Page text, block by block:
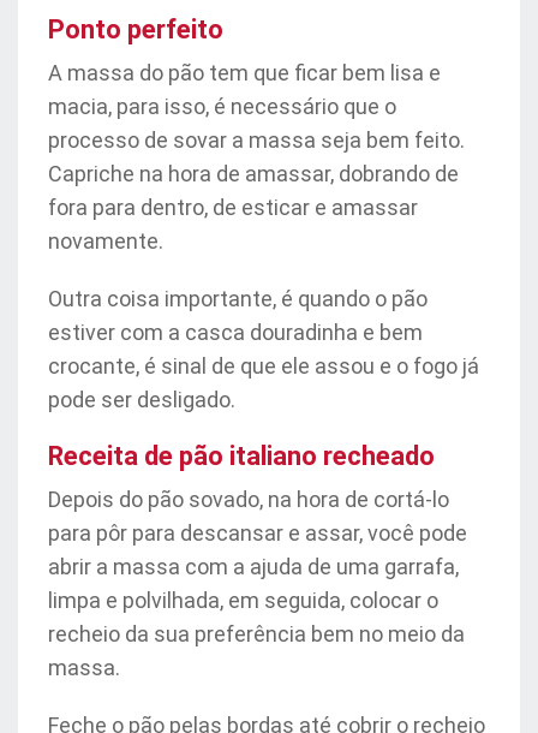
Ponto perfeito
A massa do pão tem que ficar bem lisa e
macia, para isso, é necessário que o
processo de sovar a massa seja bem feito.
Capriche na hora de amassar, dobrando de
fora para dentro, de esticar e amassar
novamente.
Outra coisa importante, é quando o pão
estiver com a casca douradinha e bem
crocante, é sinal de que ele assou e o fogo já
pode ser desligado.
Receita de pão italiano recheado
Depois do pão sovado, na hora de cortá-lo
para pôr para descansar e assar, você pode
abrir a massa com a ajuda de uma garrafa,
limpa e polvilhada, em seguida, colocar o
recheio da sua preferência bem no meio da
massa.
Feche o pão pelas bordas até cobrir o recheio